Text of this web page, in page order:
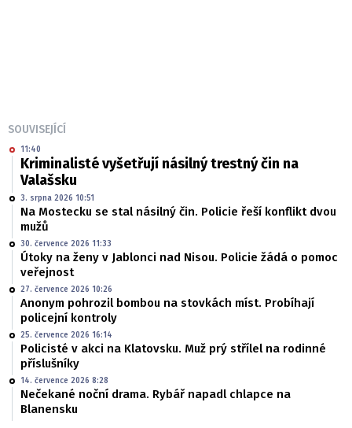
SOUVISEJÍCÍ
11:40
Kriminalisté vyšetřují násilný trestný čin na
Valašsku
3. srpna 2026 10:51
Na Mostecku se stal násilný čin. Policie řeší konflikt dvou
mužů
30. července 2026 11:33
Útoky na ženy v Jablonci nad Nisou. Policie žádá o pomoc
veřejnost
27. července 2026 10:26
Anonym pohrozil bombou na stovkách míst. Probíhají
policejní kontroly
25. července 2026 16:14
Policisté v akci na Klatovsku. Muž prý střílel na rodinné
příslušníky
14. července 2026 8:28
Nečekané noční drama. Rybář napadl chlapce na
Blanensku